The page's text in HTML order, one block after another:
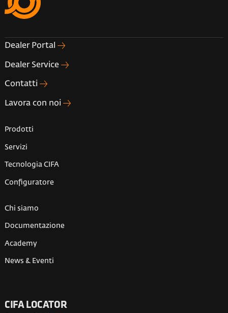
CIFA LOCATOR
Dealer Portal
Dealer Service
Contatti
Lavora con noi
Prodotti
Servizi
Tecnologia CIFA
Configuratore
Chi siamo
Documentazione
Academy
News & Eventi